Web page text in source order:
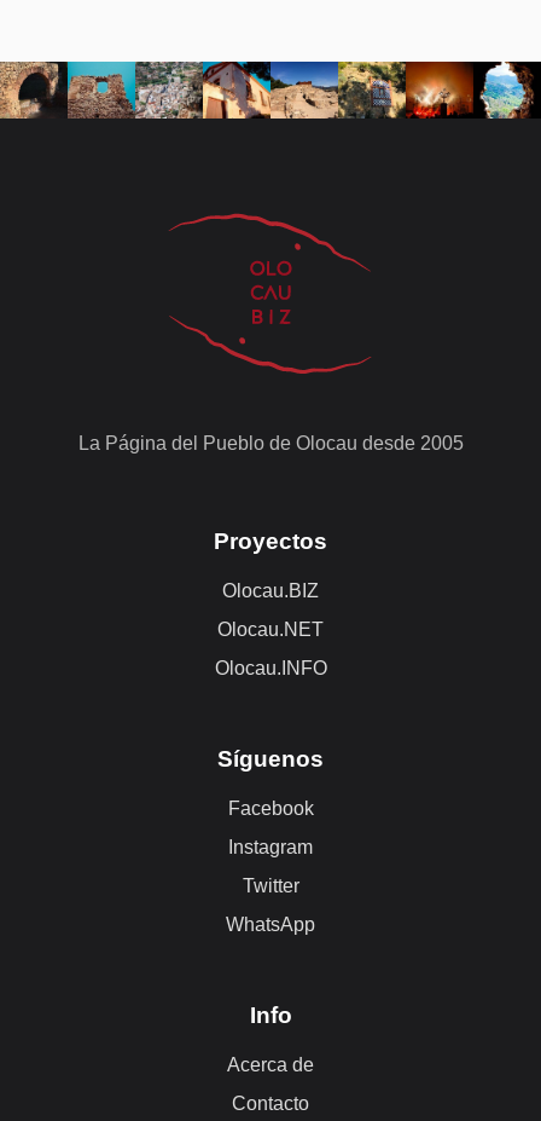
La Página del Pueblo de Olocau desde 2005
Proyectos
Olocau.BIZ
Olocau.NET
Olocau.INFO
Síguenos
Facebook
Instagram
Twitter
WhatsApp
Info
Acerca de
Contacto